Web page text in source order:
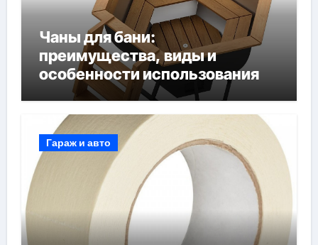
Чаны для бани:
преимущества, виды и
особенности использования
Гараж и авто